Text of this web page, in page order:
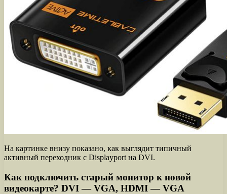
На картинке внизу показано, как выглядит типичный
активный переходник с Displayport на DVI.
Как подключить старый монитор к новой
видеокарте? DVI — VGA, HDMI — VGA